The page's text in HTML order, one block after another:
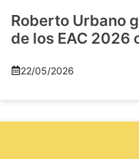
Roberto Urbano
de los EAC 2026
22/05/2026